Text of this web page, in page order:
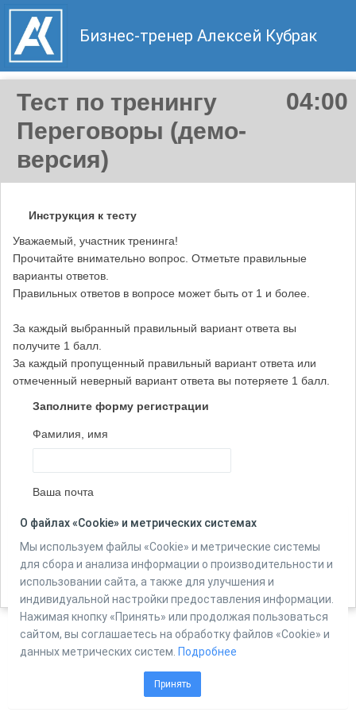
04:00
Тест по тренингу
Переговоры (демо-
версия)
Инструкция к тесту
Уважаемый, участник тренинга!
Прочитайте внимательно вопрос. Отметьте правильные
варианты ответов.
Правильных ответов в вопросе может быть от 1 и более.
За каждый выбранный правильный вариант ответа вы
получите 1 балл.
За каждый пропущенный правильный вариант ответа или
отмеченный неверный вариант ответа вы потеряете 1 балл.
Заполните форму регистрации
Фамилия, имя
Ваша почта
Количество вопросов в тесте:
Powered by
Online Test Pad
О файлах «Cookie» и метрических системах
Мы используем файлы «Cookie» и метрические системы
для сбора и анализа информации о производительности и
использовании сайта, а также для улучшения и
индивидуальной настройки предоставления информации.
Нажимая кнопку «Принять» или продолжая пользоваться
сайтом, вы соглашаетесь на обработку файлов «Cookie» и
данных метрических систем. Подробнее
Принять